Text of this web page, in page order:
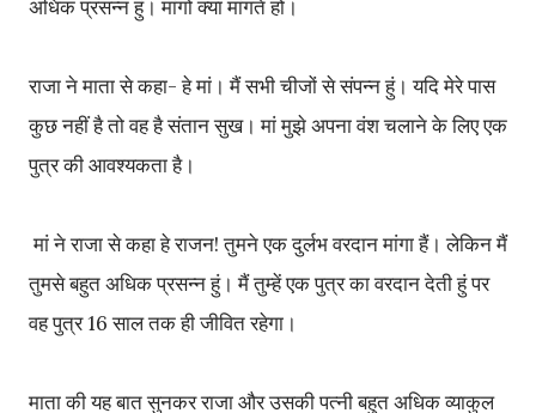
अधिक प्रसन्न हुं। मांगों क्या मांगते हो।
राजा ने माता से कहा- हे मां। मैं सभी चीजों से संपन्न हुं। यदि मेरे पास
कुछ नहीं है तो वह है संतान सुख। मां मुझे अपना वंश चलाने के लिए एक
पुत्र की आवश्यकता है।
मां ने राजा से कहा हे राजन! तुमने एक दुर्लभ वरदान मांगा हैं। लेकिन मैं
तुमसे बहुत अधिक प्रसन्न हुं। मैं तुम्हें एक पुत्र का वरदान देती हुं पर
वह पुत्र 16 साल तक ही जीवित रहेगा।
माता की यह बात सुनकर राजा और उसकी पत्नी बहुत अधिक व्याकुल